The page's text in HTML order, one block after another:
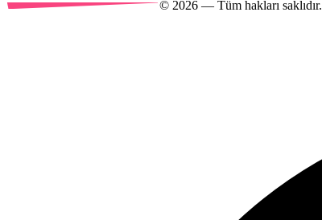
© 2026 — Tüm hakları saklıdır.